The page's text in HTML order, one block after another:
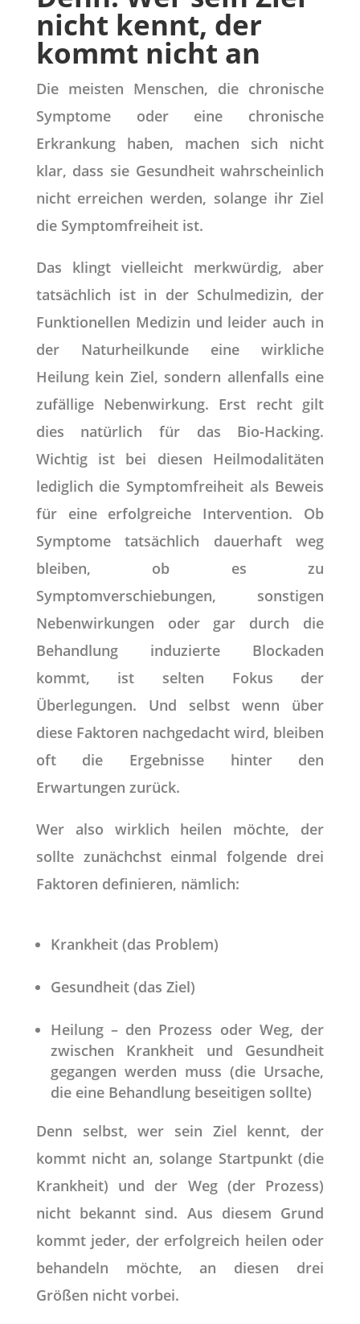
nicht kennt, der
kommt nicht an
Die meisten Menschen, die chronische
Symptome oder eine chronische
Erkrankung haben, machen sich nicht
klar, dass sie Gesundheit wahrscheinlich
nicht erreichen werden, solange ihr Ziel
die Symptomfreiheit ist.
Das klingt vielleicht merkwürdig, aber
tatsächlich ist in der Schulmedizin, der
Funktionellen Medizin und leider auch in
der Naturheilkunde eine wirkliche
Heilung kein Ziel, sondern allenfalls eine
zufällige Nebenwirkung. Erst recht gilt
dies natürlich für das Bio-Hacking.
Wichtig ist bei diesen Heilmodalitäten
lediglich die Symptomfreiheit als Beweis
für eine erfolgreiche Intervention. Ob
Symptome tatsächlich dauerhaft weg
bleiben, ob es zu
Symptomverschiebungen, sonstigen
Nebenwirkungen oder gar durch die
Behandlung induzierte Blockaden
kommt, ist selten Fokus der
Überlegungen. Und selbst wenn über
diese Faktoren nachgedacht wird, bleiben
oft die Ergebnisse hinter den
Erwartungen zurück.
Wer also wirklich heilen möchte, der
sollte zunächchst einmal folgende drei
Faktoren definieren, nämlich:
Krankheit (das Problem)
Gesundheit (das Ziel)
Heilung – den Prozess oder Weg, der
zwischen Krankheit und Gesundheit
gegangen werden muss (die Ursache,
die eine Behandlung beseitigen sollte)
Denn selbst, wer sein Ziel kennt, der
kommt nicht an, solange Startpunkt (die
Krankheit) und der Weg (der Prozess)
nicht bekannt sind. Aus diesem Grund
kommt jeder, der erfolgreich heilen oder
behandeln möchte, an diesen drei
Größen nicht vorbei.